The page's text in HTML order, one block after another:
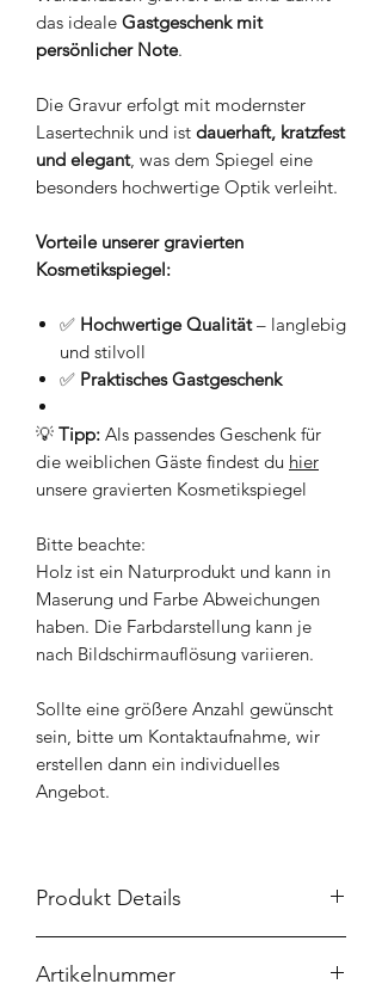
das ideale Gastgeschenk mit
persönlicher Note.
Die Gravur erfolgt mit modernster
Lasertechnik und ist dauerhaft, kratzfest
und elegant, was dem Spiegel eine
besonders hochwertige Optik verleiht.
Vorteile unserer gravierten
Kosmetikspiegel:
✅ Hochwertige Qualität– langlebig
und stilvoll
✅ Praktisches Gastgeschenk
💡 Tipp: Als passendes Geschenk für
die weiblichen Gäste findest du hier
unsere gravierten Kosmetikspiegel
Bitte beachte:
Holz ist ein Naturprodukt und kann in
Maserung und Farbe Abweichungen
haben. Die Farbdarstellung kann je
nach Bildschirmauflösung variieren.
Sollte eine größere Anzahl gewünscht
sein, bitte um Kontaktaufnahme, wir
erstellen dann ein individuelles
Angebot.
Produkt Details
ca 14x3,5x2 cm
Artikelnummer